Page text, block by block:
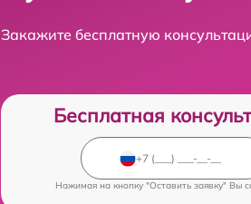
Закажите бесплатную
Бесплатная
Нажимая на кнопку "Оставить заявку" Вы